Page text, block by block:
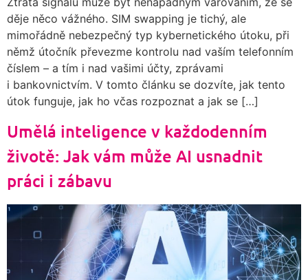
děje něco vážného. SIM swapping je tichý, ale
mimořádně nebezpečný typ kybernetického útoku, při
němž útočník převezme kontrolu nad vaším telefonním
číslem – a tím i nad vašimi účty, zprávami
i bankovnictvím. V tomto článku se dozvíte, jak tento
útok funguje, jak ho včas rozpoznat a jak se […]
Umělá inteligence v každodenním
životě: Jak vám může AI usnadnit
práci i zábavu